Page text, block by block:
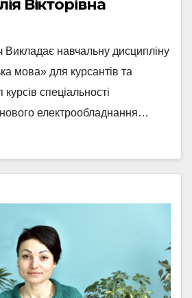
Вікторівна
навчальну дисципліну
мова» для курсантів та
спеціальності
електрообладнання…